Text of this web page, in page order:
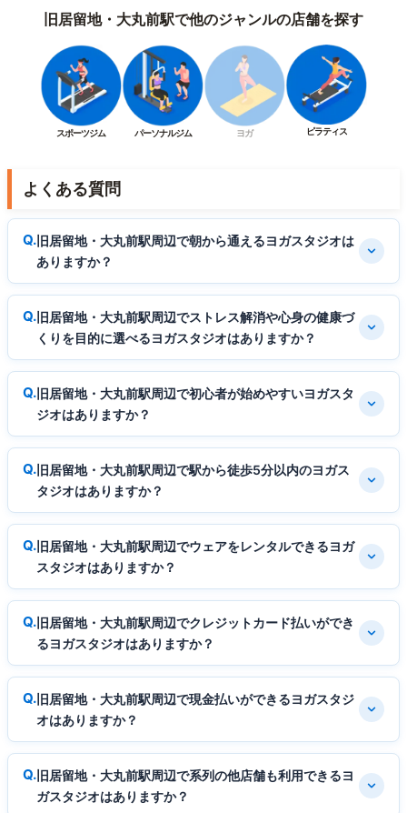
旧居留地・大丸前駅で他のジャンルの店舗を探す
スポーツジム パーソナルジム ヨガ ピラティス
よくある質問
旧居留地・大丸前駅周辺で朝から通えるヨガスタジオは
ありますか？
旧居留地・大丸前駅周辺でストレス解消や心身の健康づ
くりを目的に選べるヨガスタジオはありますか？
旧居留地・大丸前駅周辺で初心者が始めやすいヨガスタ
ジオはありますか？
旧居留地・大丸前駅周辺で駅から徒歩5分以内のヨガス
タジオはありますか？
旧居留地・大丸前駅周辺でウェアをレンタルできるヨガ
スタジオはありますか？
旧居留地・大丸前駅周辺でクレジットカード払いができ
るヨガスタジオはありますか？
旧居留地・大丸前駅周辺で現金払いができるヨガスタジ
オはありますか？
旧居留地・大丸前駅周辺で系列の他店舗も利用できるヨ
ガスタジオはありますか？